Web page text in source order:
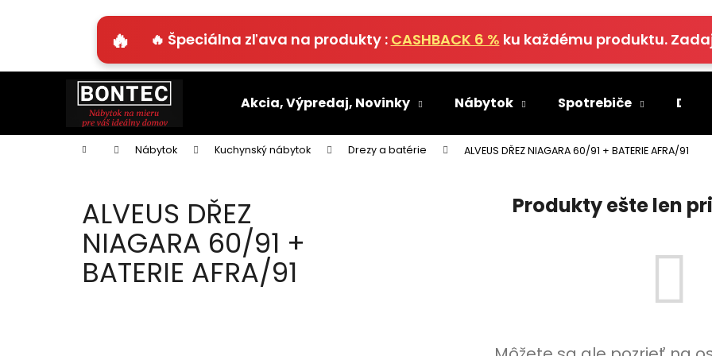
🔥 Špeciálna zľava na produkty : CASHBACK 6 % ku každému produktu.
Akcia, Výpredaj, Novinky Nábytok Spotrebiče
Domov Nábytok Kuchynský nábytok Drezy a batérie ALVEUS DŘEZ NIAGARA 60/91 + BATERIE AFRA/91
ALVEUS DŘEZ
NIAGARA 60/91 +
BATERIE AFRA/91
Produkty ešte len
í
obchodu
obchodu
HĽADAŤ
Odporúčame